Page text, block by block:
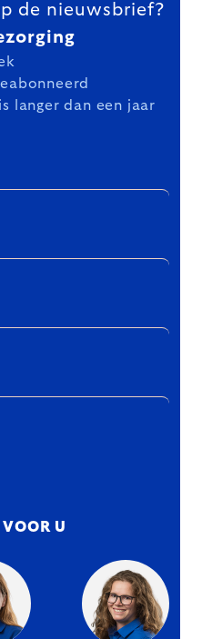
de nieuwsbrief?
langer dan een jaar
U